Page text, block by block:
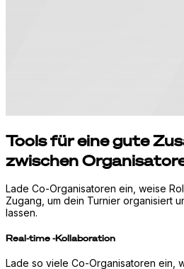
Tools für eine gute
zwischen
Lade Co-Organisatoren ein, weise
Zugang, um dein Turnier organisiert
lassen.
Real-time -Kollaboration
Lade so viele Co-Organisatoren ein,